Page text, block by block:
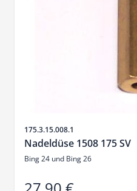
Artikelnr.
175.3.15.008.1
Nadeldüse 1508 175 SV
Bing 24 und Bing 26